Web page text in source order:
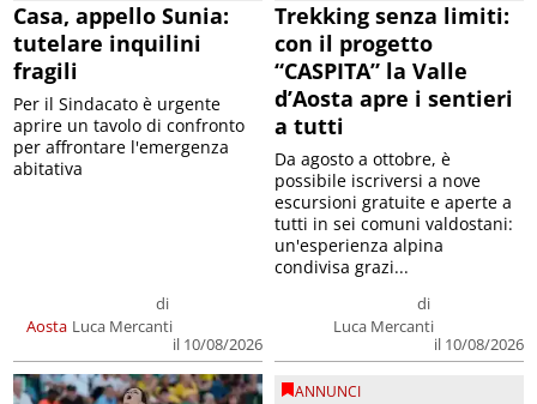
Casa, appello Sunia:
tutelare inquilini
fragili
Aosta
di
Luca Mercanti
il 10/08/2026
Per il Sindacato è urgente
aprire un tavolo di confronto
per affrontare l'emergenza
abitativa
Trekking senza limiti:
con il progetto
“CASPITA” la Valle
d’Aosta apre i sentieri
a tutti
di
Luca Mercanti
il 10/08/2026
Da agosto a ottobre, è
possibile iscriversi a nove
escursioni gratuite e aperte a
tutti in sei comuni valdostani:
un'esperienza alpina
condivisa grazi...
ANNUNCI